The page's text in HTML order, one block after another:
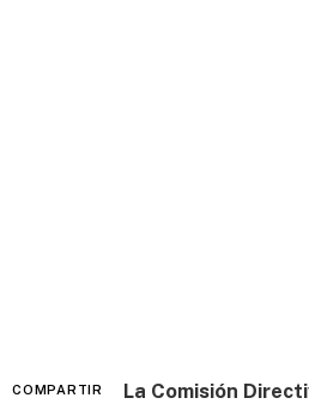
COMPARTIR
La Comisión